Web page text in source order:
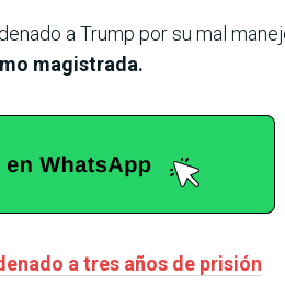
a Trump por su mal
magistrada.
a tres años de prisión